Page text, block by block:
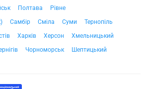
Полтава
Рівне
Самбір Сміла Суми
Тернопіль
Харків Херсон
Хмельницький
Чорноморськ Шептицький